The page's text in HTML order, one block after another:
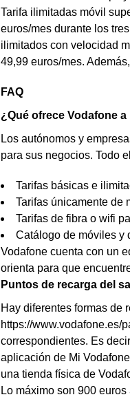
Tarifa ilimitadas móvil
euros/mes durante los
ilimitados con velocidad
49,99 euros/mes.
FAQ
¿Qué ofrece Vodafone
Los autónomos y
para sus negocios. Todo
Tarifas básicas e
Tarifas únicamente de
Tarifas de fibra o wifi
Catálogo de móviles y
Vodafone cuenta con un
orienta para que
Puntos de recarga del
Hay diferentes formas de
https://www.vodafone.es/
correspondientes. Es
aplicación de Mi
una tienda física de
Lo máximo son 900 euros